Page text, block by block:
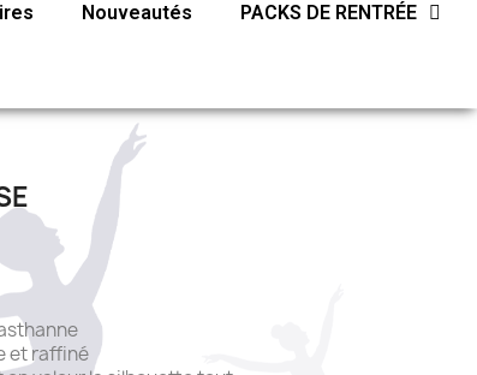
Nouveautés PACKS DE RENTRÉE
et raffiné